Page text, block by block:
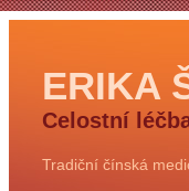
ERIKA
Celostní
Tradiční čínská